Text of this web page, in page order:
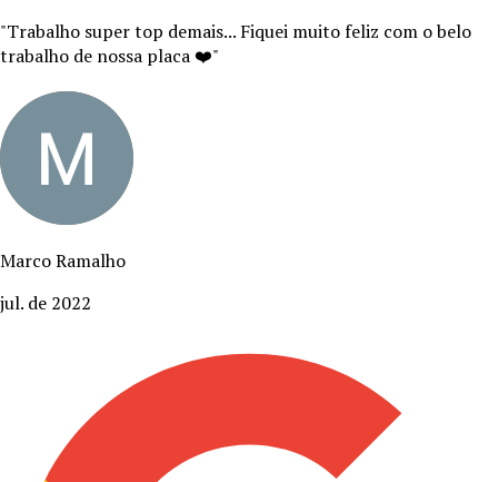
"Trabalho super top demais... Fiquei muito feliz com o belo
trabalho de nossa placa ❤️"
Marco Ramalho
jul. de 2022